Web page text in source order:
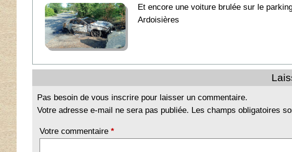
Et encore une voiture brulée sur le
Ardoisières
Pas besoin de vous inscrire pour laisser un commentaire.
Votre adresse e-mail ne sera pas publiée. Les champs obligatoires
Votre commentaire *